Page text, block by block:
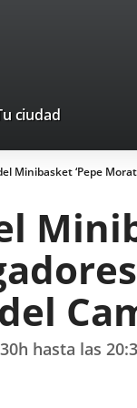
ciudad
Minibasket ‘Pepe
hasta las